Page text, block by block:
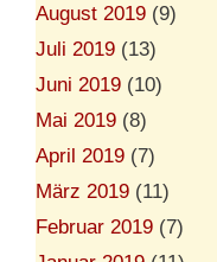
August 2019 (9)
Juli 2019 (13)
Juni 2019 (10)
Mai 2019 (8)
April 2019 (7)
März 2019 (11)
Februar 2019 (7)